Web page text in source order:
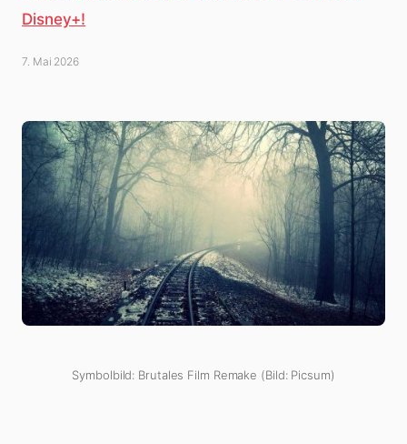
Disney+!
7. Mai 2026
Symbolbild: Brutales Film Remake (Bild: Picsum)